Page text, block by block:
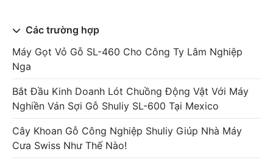
Các trường hợp
Máy Gọt Vỏ Gỗ SL-460 Cho Công Ty Lâm Nghiệp
Nga
Bắt Đầu Kinh Doanh Lót Chuồng Động Vật Với Máy
Nghiền Ván Sợi Gỗ Shuliy SL-600 Tại Mexico
Cây Khoan Gỗ Công Nghiệp Shuliy Giúp Nhà Máy
Cưa Swiss Như Thế Nào!